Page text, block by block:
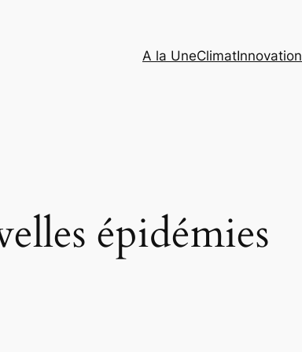
A la UneClimatInnovation
épidémies